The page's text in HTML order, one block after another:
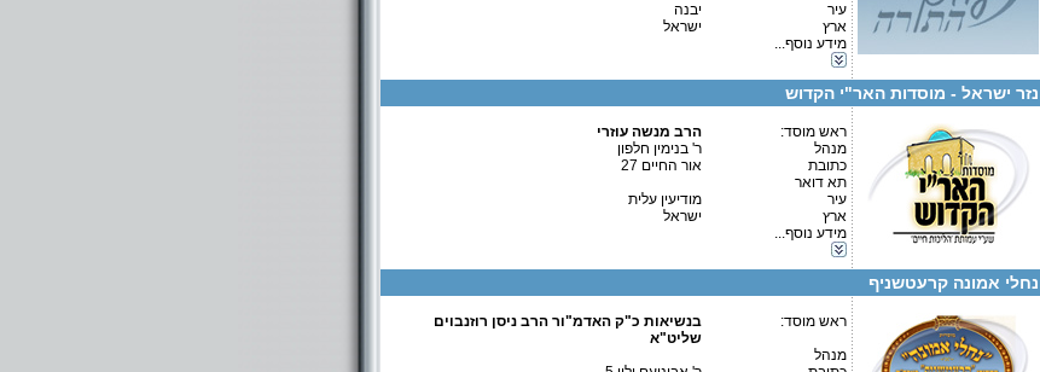
עיר
יבנה
ארץ
ישראל
מידע נוסף...
קטגוריות:
נזר ישראל - מוסדות האר"י הקדוש
ראש מוסד:
הרב מנשה עוזרי
מנהל
ר' בנימין חלפון
כתובת
אור החיים 27
תא דואר
עיר
מודיעין עלית
ארץ
ישראל
מידע נוסף...
טלפון 1:
טלפון 2:
פקס
מספר עמותה:
קטגוריות:
ישיבות-ישיבה לבעלי תשובה
נחלי אמונה קרעטשניף
ראש מוסד:
בנשיאות כ"ק האדמ"ור הרב ניסן רוזנבוים
שליט"א
מנהל
פרטים נוספים:
טלפון 1:
טלפון 2:
פקס
מספר עמותה:
איש קשר:
580033348
כולל בבני ברק: השל"ה 16 טל' 972-3-5706434
כולל בבית שמש: הלל 8
כולל באלעד: שמעון הצדיק 21